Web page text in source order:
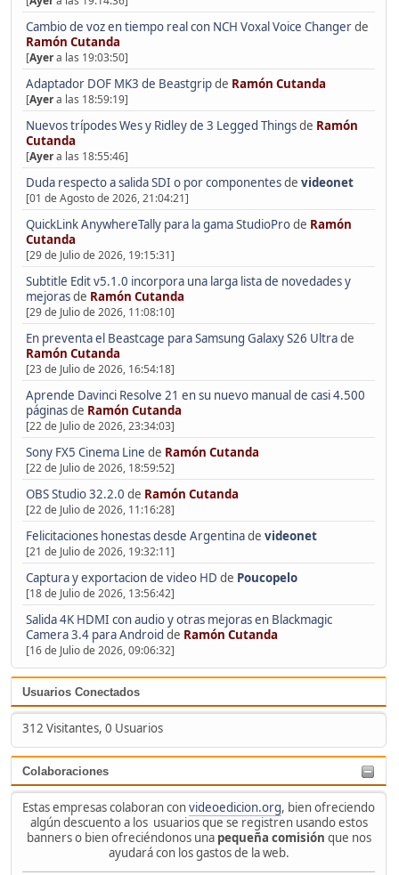
Cambio de voz en tiempo real con NCH Voxal Voice Changerde
Ramón Cutanda
[Ayera las 19:03:50]
Adaptador DOF MK3 de Beastgripde Ramón Cutanda
[Ayera las 18:59:19]
Nuevos trípodes Wes y Ridley de 3 Legged Thingsde Ramón
Cutanda
[Ayera las 18:55:46]
Duda respecto a salida SDI o por componentesde videonet
[01 de Agosto de 2026, 21:04:21]
QuickLink AnywhereTally para la gama StudioProde Ramón
Cutanda
[29 de Julio de 2026, 19:15:31]
Subtitle Edit v5.1.0 incorpora una larga lista de novedades y
mejorasde Ramón Cutanda
[29 de Julio de 2026, 11:08:10]
En preventa el Beastcage para Samsung Galaxy S26 Ultrade
Ramón Cutanda
[23 de Julio de 2026, 16:54:18]
Aprende Davinci Resolve 21 en su nuevo manual de casi 4.500
páginasde Ramón Cutanda
[22 de Julio de 2026, 23:34:03]
Sony FX5 Cinema Line de Ramón Cutanda
[22 de Julio de 2026, 18:59:52]
OBS Studio 32.2.0 de Ramón Cutanda
[22 de Julio de 2026, 11:16:28]
Felicitaciones honestas desde Argentinade videonet
[21 de Julio de 2026, 19:32:11]
Captura y exportacion de video HD de Poucopelo
[18 de Julio de 2026, 13:56:42]
Salida 4K HDMI con audio y otras mejoras en Blackmagic
Camera 3.4 para Android de Ramón Cutanda
[16 de Julio de 2026, 09:06:32]
Usuarios Conectados
312 Visitantes, 0 Usuarios
Colaboraciones
Estas empresas colaboran convideoedicion.org, bien ofreciendo
algún descuento a los usuarios que se registren usando estos
banners o bien ofreciéndonos una pequeña comisión que nos
ayudará con los gastos de la web.